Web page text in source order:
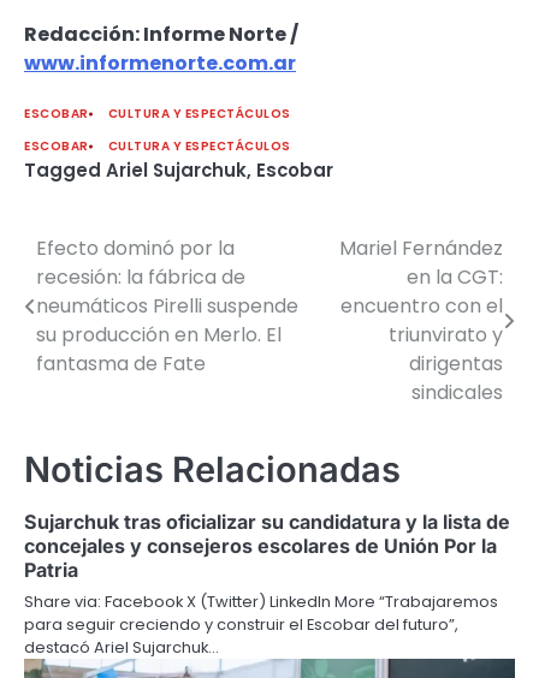
Redacción: Informe Norte /
www.informenorte.com.ar
ESCOBAR
CULTURA Y ESPECTÁCULOS
ESCOBAR
CULTURA Y ESPECTÁCULOS
Tagged Ariel Sujarchuk, Escobar
Navegación
de
entradas
Efecto dominó por la
recesión: la fábrica de
neumáticos Pirelli suspende
su producción en Merlo. El
fantasma de Fate
Mariel Fernández
en la CGT:
encuentro con el
triunvirato y
dirigentas
sindicales
Noticias Relacionadas
Sujarchuk tras oficializar su candidatura y la lista de
concejales y consejeros escolares de Unión Por la
Patria
Share via: Facebook X (Twitter) LinkedIn More “Trabajaremos
para seguir creciendo y construir el Escobar del futuro”,
destacó Ariel Sujarchuk…